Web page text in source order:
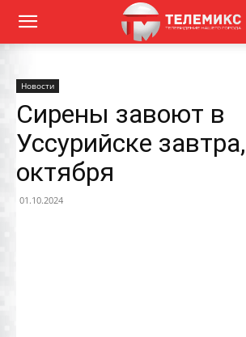
Новости
Сирены завоют в
Уссурийске
октября
01.10.2024